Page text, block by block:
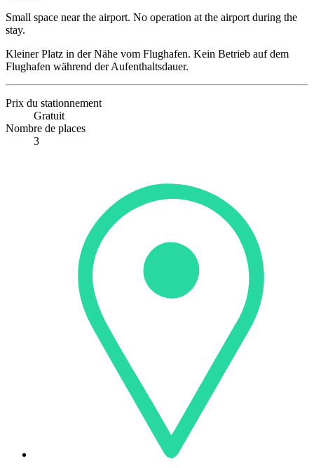
Small space near the airport. No operation at the airport during the
stay.
Kleiner Platz in der Nähe vom Flughafen. Kein Betrieb auf dem
Flughafen während der Aufenthaltsdauer.
Prix du stationnement
Gratuit
Nombre de places
3